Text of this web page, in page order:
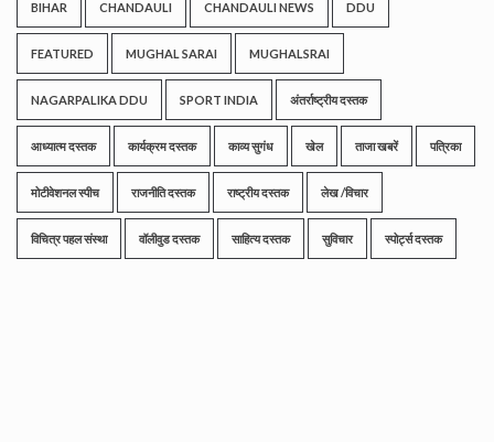
BIHAR CHANDAULI CHANDAULI NEWS DDU
FEATURED MUGHAL SARAI MUGHALSRAI
NAGARPALIKA DDU SPORT INDIA अंतर्राष्ट्रीय दस्तक
आध्यात्म दस्तक कार्यक्रम दस्तक काव्य सुगंध खेल ताजा खबरें पत्रिका
मोटीवेशनल स्पीच राजनीति दस्तक राष्ट्रीय दस्तक लेख /विचार
विचित्र पहल संस्था वॉलीवुड दस्तक साहित्य दस्तक सुविचार स्पोर्ट्स दस्तक